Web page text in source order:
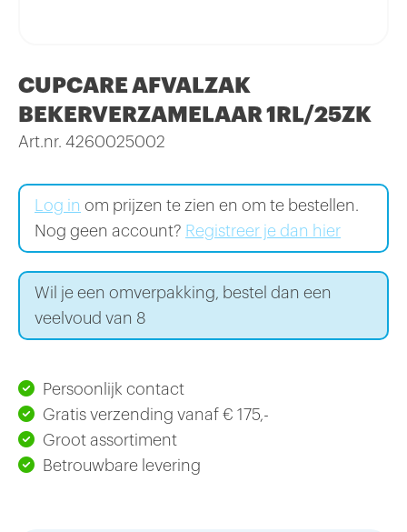
CUPCARE AFVALZAK
BEKERVERZAMELAAR 1RL/25ZK
Art.nr. 4260025002
Log in om prijzen te zien en om te bestellen.
Nog geen account? Registreer je dan hier
Wil je een omverpakking, bestel dan een
veelvoud van 8
Persoonlijk contact
Gratis verzending vanaf € 175,-
Groot assortiment
Betrouwbare levering